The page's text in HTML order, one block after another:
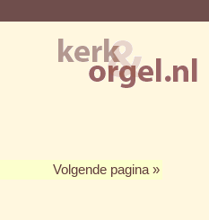
Volgende pagina »